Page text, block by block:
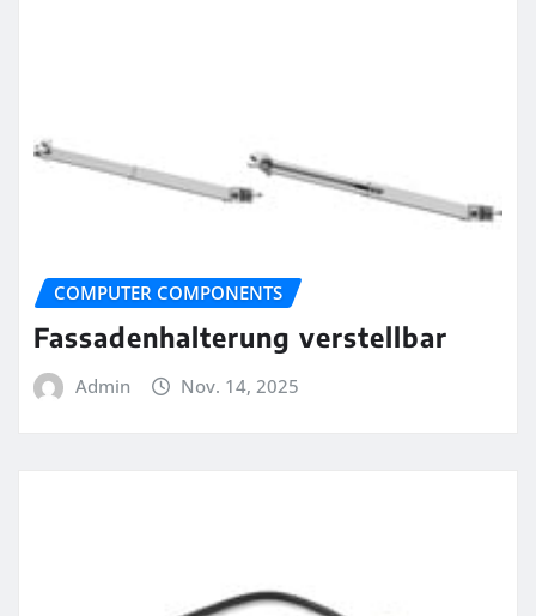
COMPUTER COMPONENTS
Fassadenhalterung verstellbar
Admin Nov. 14, 2025